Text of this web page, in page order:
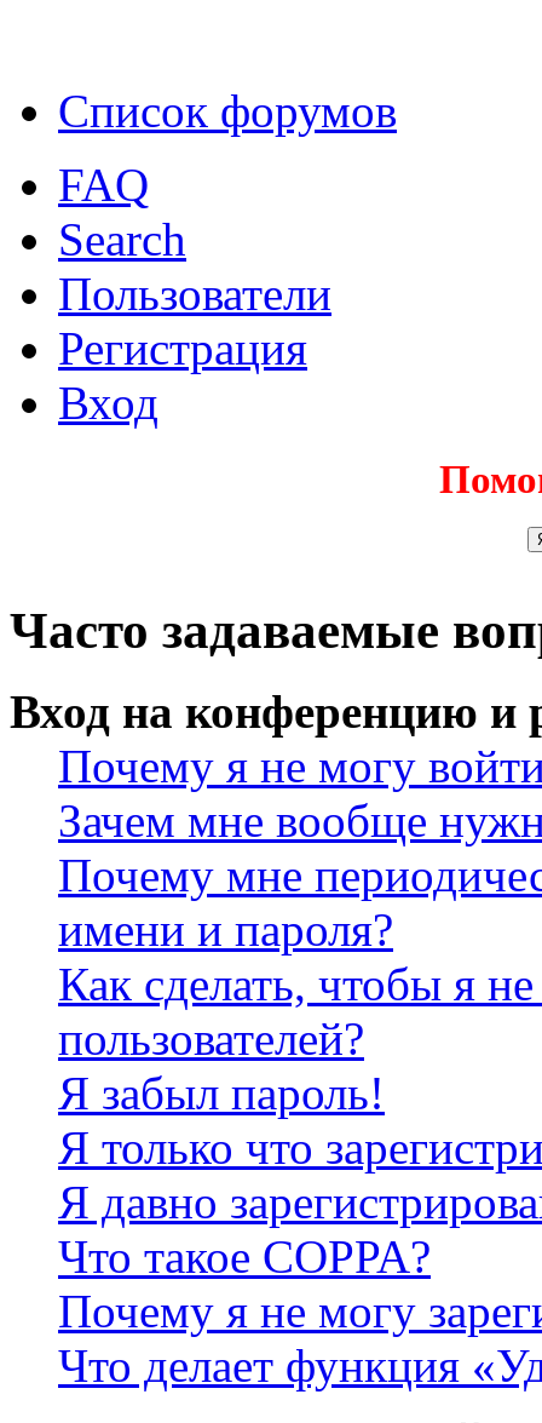
Список форумов
FAQ
Search
Пользователи
Регистрация
Вход
Часто задаваемые
Вход на конференцию и
Почему я не могу
Зачем мне вообще
Почему мне
имени и пароля?
Как сделать, чтобы я
пользователей?
Я забыл пароль!
Я только что
Я давно
Что такое COPPA?
Почему я не могу
Что делает функция